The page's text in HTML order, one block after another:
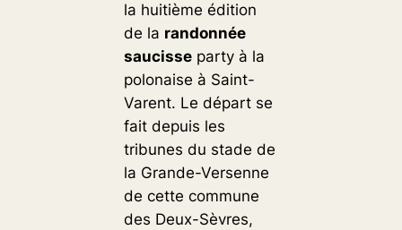
la huitième édition
de la randonnée
saucisseparty à la
polonaise à Saint-
Varent. Le départ se
fait depuis les
tribunes du stade de
la Grande-Versenne
de cette commune
des Deux-Sèvres,